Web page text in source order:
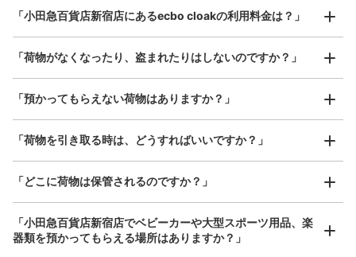
【コインロッカー】新宿三井ビルディング
（PUDO）
都庁前駅から徒歩3 m 本日の営業時間 07:00〜00:00
保管できる荷物数
Sサイズ： 12
Mサイズ： 15 Lサイズ： 3
お店で荷物の写真を
好立地 / 好条件店舗も多数
器、ベビーカーなど）
「小田急百貨店新宿店にあるecbo cloakの利用料金は？」
「荷物がなくなったり、盗まれたりはしないのですか？」
「預かってもらえない荷物はありますか？」
「荷物を引き取る時は、どうすればいいですか？」
「どこに荷物は保管されるのですか？」
「小田急百貨店新宿店でベビーカーや大型スポーツ用品、楽
器類を預かってもらえる場所はありますか？」